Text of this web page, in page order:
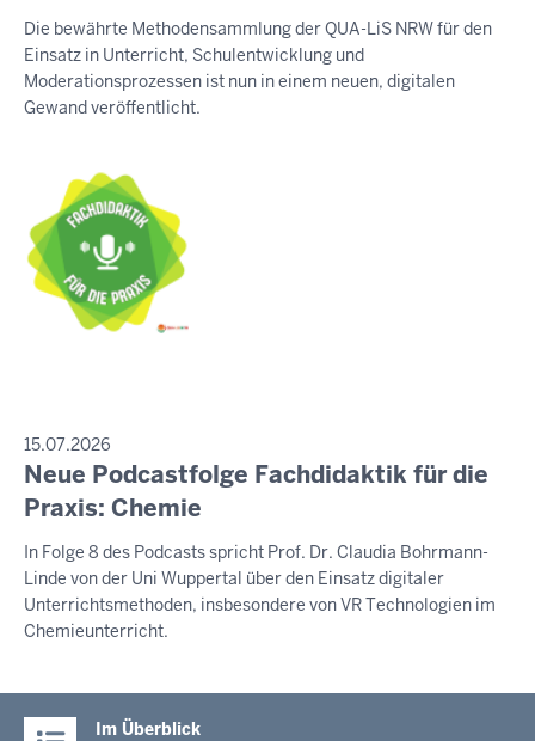
2026
-
09:40
Die bewährte Methodensammlung der QUA-LiS NRW für den
Einsatz in Unterricht, Schulentwicklung und
Moderationsprozessen ist nun in einem neuen, digitalen
Gewand veröffentlicht.
PRESSEMITTEILUNG
15.07.2026
Sonntag,
9.
2026
-
09:40
Neue Podcastfolge Fachdidaktik für die
Praxis: Chemie
In Folge 8 des Podcasts spricht Prof. Dr. Claudia Bohrmann-
Linde von der Uni Wuppertal über den Einsatz digitaler
Unterrichtsmethoden, insbesondere von VR Technologien im
Chemieunterricht.
Im Überblick